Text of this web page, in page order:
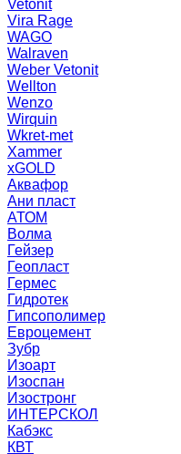
Vetonit
Vira Rage
WAGO
Walraven
Weber Vetonit
Wellton
Wenzo
Wirquin
Wkret-met
Xammer
xGOLD
Аквафор
Ани пласт
АТОМ
Волма
Гейзер
Геопласт
Гермес
Гидротек
Гипсополимер
Евроцемент
Зубр
Изоарт
Изоспан
Изостронг
ИНТЕРСКОЛ
Кабэкс
КВТ